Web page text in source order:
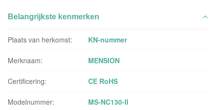
Belangrijkste kenmerken
Plaats van herkomst: KN-nummer
Merknaam: MENSION
Certificering: CE RoHS
Modelnummer: MS-NC130-II